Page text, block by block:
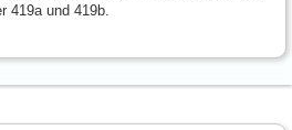
419a und 419b.